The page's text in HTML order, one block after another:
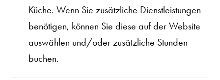
Küche. Wenn Sie zusätzliche Dienstleistungen
benötigen, können Sie diese auf der Website
auswählen und/oder zusätzliche Stunden
buchen.